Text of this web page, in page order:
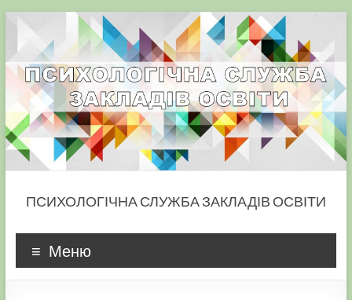
content
ПСИХОЛОГІЧНА СЛУЖБА ЗАКЛАДІВ ОСВІТИ
Меню